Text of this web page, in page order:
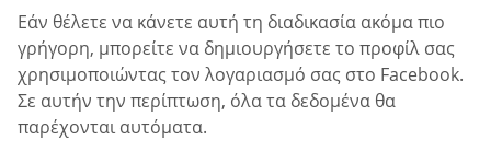
Εάν θέλετε να κάνετε αυτή τη διαδικασία ακόμα πιο
γρήγορη, μπορείτε να δημιουργήσετε το προφίλ σας
χρησιμοποιώντας τον λογαριασμό σας στο Facebook.
Σε αυτήν την περίπτωση, όλα τα δεδομένα θα
παρέχονται αυτόματα.